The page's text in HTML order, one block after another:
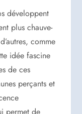
développent
plus chauve-
comme
idée fascine
de ces
perçants et